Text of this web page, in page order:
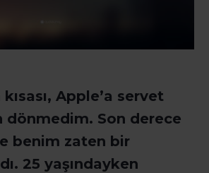
Apple’a servet
dönmedim. Son derece
benim zaten bir
25 yaşındayken